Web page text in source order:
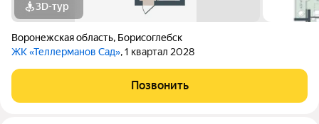
3D-тур
Воронежская область, Борисоглебск
ЖК «Теллерманов Сад», 1 квартал 2028
Позвонить